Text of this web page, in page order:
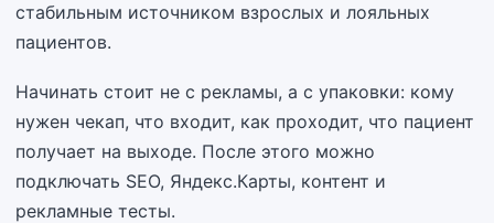
стабильным источником взрослых и лояльных
пациентов.
Начинать стоит не с рекламы, а с упаковки: кому
нужен чекап, что входит, как проходит, что пациент
получает на выходе. После этого можно
подключать SEO, Яндекс.Карты, контент и
рекламные тесты.